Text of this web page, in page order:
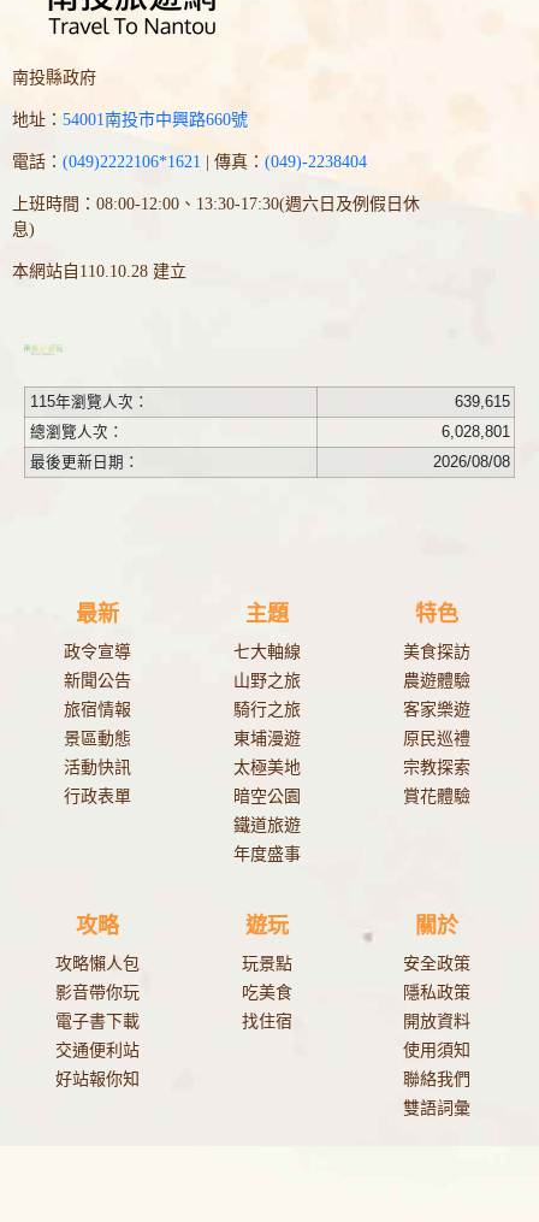
南投縣政府
地址： 54001南投市中興路660號
電話： (049)2222106*1621 | 傳真： (049)-2238404
上班時間：08:00-12:00、13:30-17:30(週六日及例假日休
息)
本網站自110.10.28 建立
115年瀏覽人次：
639,615
總瀏覽人次：
6,028,801
最後更新日期：
2026/08/08
最新
政令宣導
新聞公告
旅宿情報
景區動態
活動快訊
行政表單
主題
七大軸線
山野之旅
騎行之旅
東埔漫遊
太極美地
暗空公園
鐵道旅遊
年度盛事
特色
美食探訪
農遊體驗
客家樂遊
原民巡禮
宗教探索
賞花體驗
攻略
攻略懶人包
影音帶你玩
電子書下載
交通便利站
好站報你知
遊玩
玩景點
吃美食
找住宿
關於
安全政策
隱私政策
開放資料
使用須知
聯絡我們
雙語詞彙